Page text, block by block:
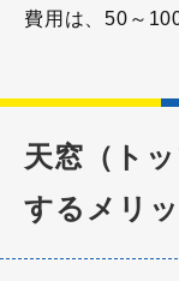
費用は、50～
天窓（ト
するメリ